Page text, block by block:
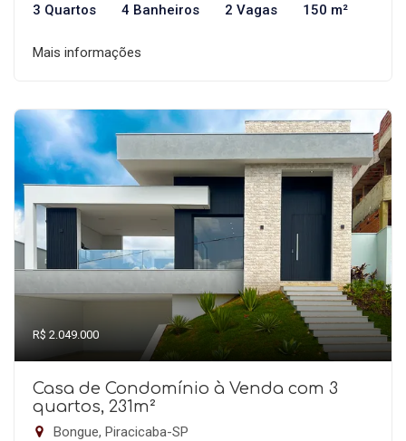
3 Quartos 4 Banheiros 2 Vagas 150 m²
Mais informações
R$ 2.049.000
Casa de Condomínio à Venda com 3
quartos, 231m²
Bongue, Piracicaba-SP